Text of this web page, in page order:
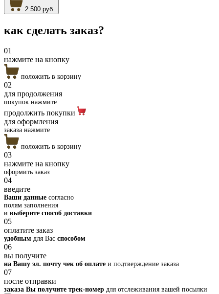
2 500 руб.
как сделать заказ?
01
нажмите на кнопку
положить в корзину
02
для продолжения
покупок нажмите
продолжить покупки
для оформления
заказа нажмите
положить в корзину
03
нажмите на кнопку
оформить заказ
04
введите
Ваши данные согласно
полям заполнения
и выберите способ доставки
05
оплатите заказ
удобным для Вас способом
06
вы получите
на Вашу эл. почту чек об оплате и подтверждение заказа
07
после отправки
заказа Вы получите трек-номер для отслеживания вашей посылки